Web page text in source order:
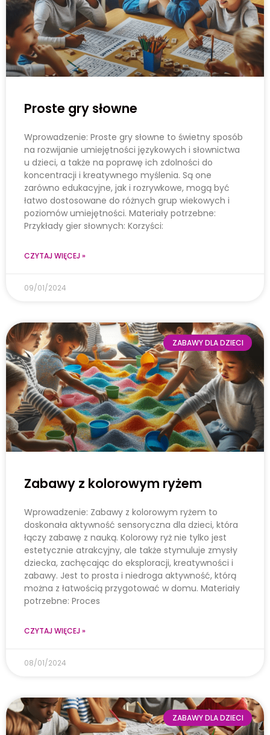
Proste gry słowne
Wprowadzenie: Proste gry słowne to świetny sposób
na rozwijanie umiejętności językowych i słownictwa
u dzieci, a także na poprawę ich zdolności do
koncentracji i kreatywnego myślenia. Są one
zarówno edukacyjne, jak i rozrywkowe, mogą być
łatwo dostosowane do różnych grup wiekowych i
poziomów umiejętności. Materiały potrzebne:
Przykłady gier słownych: Korzyści:
CZYTAJ WIĘCEJ »
09/01/2024
ZABAWY DLA DZIECI
Zabawy z kolorowym ryżem
Wprowadzenie: Zabawy z kolorowym ryżem to
doskonała aktywność sensoryczna dla dzieci, która
łączy zabawę z nauką. Kolorowy ryż nie tylko jest
estetycznie atrakcyjny, ale także stymuluje zmysły
dziecka, zachęcając do eksploracji, kreatywności i
zabawy. Jest to prosta i niedroga aktywność, którą
można z łatwością przygotować w domu. Materiały
potrzebne: Proces
CZYTAJ WIĘCEJ »
08/01/2024
ZABAWY DLA DZIECI